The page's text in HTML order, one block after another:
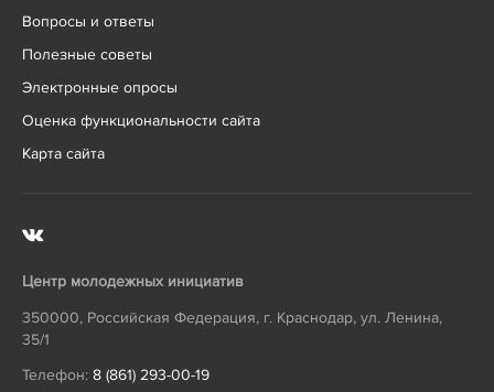
Вопросы и ответы
Полезные советы
Электронные опросы
Оценка функциональности сайта
Карта сайта
Центр молодежных инициатив
350000, Российская Федерация, г. Краснодар, ул. Ленина,
35/1
Телефон: 8 (861) 293-00-19